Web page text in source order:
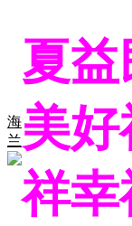
海
兰
夏
美
祥幸